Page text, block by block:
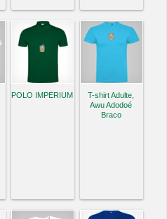
POLO IMPERIUM
T-shirt Adulte,
Awu Adodoé
Braco